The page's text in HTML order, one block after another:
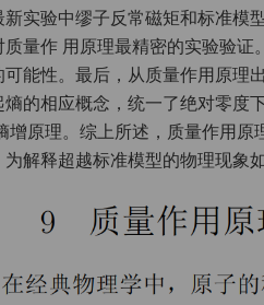
新实验中缪子反常磁矩和标准模
质量作 用原理最精密的实验验
可能性。最后，从质量作用原理
熵的相应概念，统一了绝对零度
增原理。综上所述，质量作用
为解释超越标准模型的物理现象